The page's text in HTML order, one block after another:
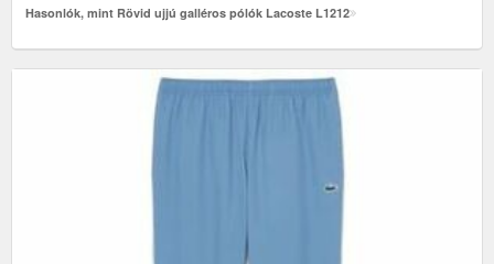
Hasonlók, mint Rövid ujjú galléros pólók Lacoste L1212